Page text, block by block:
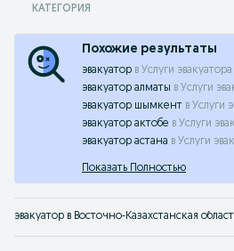
КАТЕГОРИЯ
Похожие результаты
эвакуатор в Услуги эвакуатора
эвакуатор алматы в Услуги
эвакуатор шымкент в Услуги
эвакуатор актобе в Услуги
эвакуатор астана в Услуги
Показать Полностью
эвакуатор в Восточно-Казахстанская